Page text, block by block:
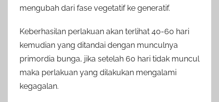
mengubah dari fase vegetatif ke generatif.
Keberhasilan perlakuan akan terlihat 40-60 hari
kemudian yang ditandai dengan munculnya
primordia bunga, jika setelah 60 hari tidak muncul
maka perlakuan yang dilakukan mengalami
kegagalan.